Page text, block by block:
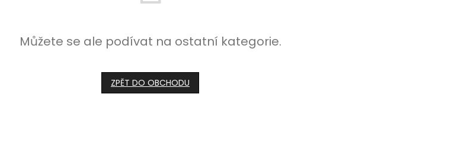
Můžete se ale podívat na ostatní kategorie.
ZPĚT DO OBCHODU